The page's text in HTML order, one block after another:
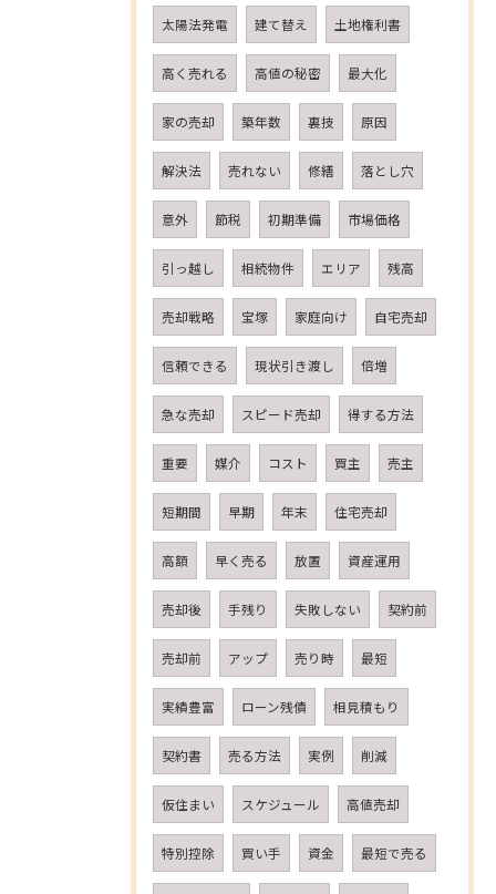
太陽法発電 建て替え 土地権利書
高く売れる 高値の秘密 最大化
家の売却 築年数 裏技 原因
解決法 売れない 修繕 落とし穴
意外 節税 初期準備 市場価格
引っ越し 相続物件 エリア 残高
売却戦略 宝塚 家庭向け 自宅売却
信頼できる 現状引き渡し 倍増
急な売却 スピード売却 得する方法
重要 媒介 コスト 買主 売主
短期間 早期 年末 住宅売却
高額 早く売る 放置 資産運用
売却後 手残り 失敗しない 契約前
売却前 アップ 売り時 最短
実績豊富 ローン残債 相見積もり
契約書 売る方法 実例 削減
仮住まい スケジュール 高値売却
特別控除 買い手 資金 最短で売る